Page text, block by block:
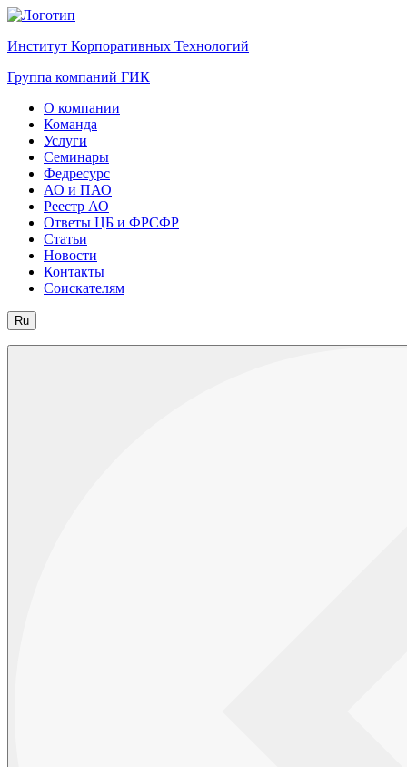
Институт Корпоративных Технологий
Группа компаний ГИК
О компании
Команда
Услуги
Семинары
Федресурс
АО и ПАО
Реестр АО
Ответы ЦБ и ФРСФР
Статьи
Новости
Контакты
Соискателям
Ru